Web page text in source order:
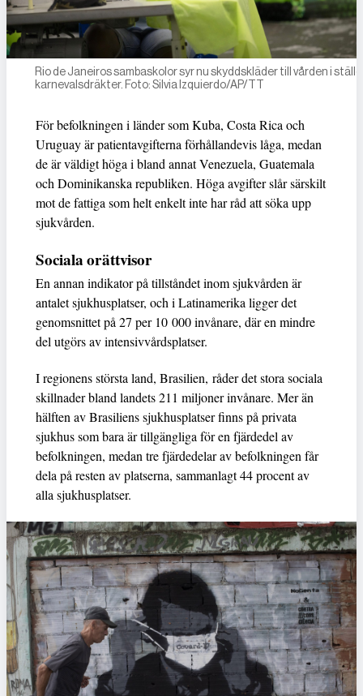
Rio de Janeiros sambaskolor syr nu skyddskläder till vården i
karnevalsdräkter. Foto: Silvia Izquierdo/AP/TT
För befolkningen i länder som Kuba, Costa Rica och
Uruguay är patientavgifterna förhållandevis låga, medan
de är väldigt höga i bland annat Venezuela, Guatemala
och Dominikanska republiken. Höga avgifter slår särskilt
mot de fattiga som helt enkelt inte har råd att söka upp
sjukvården.
Sociala orättvisor
En annan indikator på tillståndet inom sjukvården är
antalet sjukhusplatser, och i Latinamerika ligger det
genomsnittet på 27 per 10 000 invånare, där en mindre
del utgörs av intensivvårdsplatser.
I regionens största land, Brasilien, råder det stora sociala
skillnader bland landets 211 miljoner invånare. Mer än
hälften av Brasiliens sjukhusplatser finns på privata
sjukhus som bara är tillgängliga för en fjärdedel av
befolkningen, medan tre fjärdedelar av befolkningen får
dela på resten av platserna, sammanlagt 44 procent av
alla sjukhusplatser.